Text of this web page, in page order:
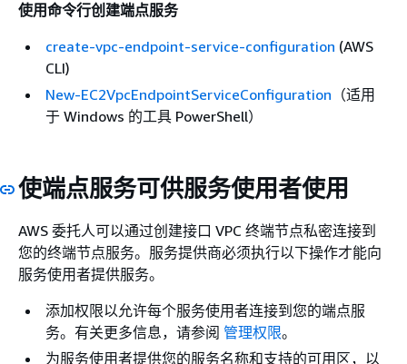
使用命令行创建端点服务
create-vpc-endpoint-service-configuration (AWS
CLI)
New-EC2VpcEndpointServiceConfiguration （适用
于 Windows 的工具 PowerShell）
使端点服务可供服务使用者使用
AWS 委托人可以通过创建接口 VPC 终端节点私密连接到
您的终端节点服务。服务提供商必须执行以下操作才能向
服务使用者提供服务。
添加权限以允许每个服务使用者连接到您的端点服
务。有关更多信息，请参阅 管理权限。
为服务使用者提供您的服务名称和支持的可用区，以